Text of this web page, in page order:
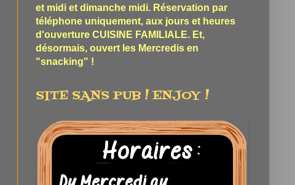
et midi et dimanche midi. Réservation par
téléphone uniquement, aux jours et heures
d'ouverture CUISINE FAMILIALE. Et,
désormais, ouvert les Mercredis en
"snacking" !
SITE SANS PUB ! ENJOY !